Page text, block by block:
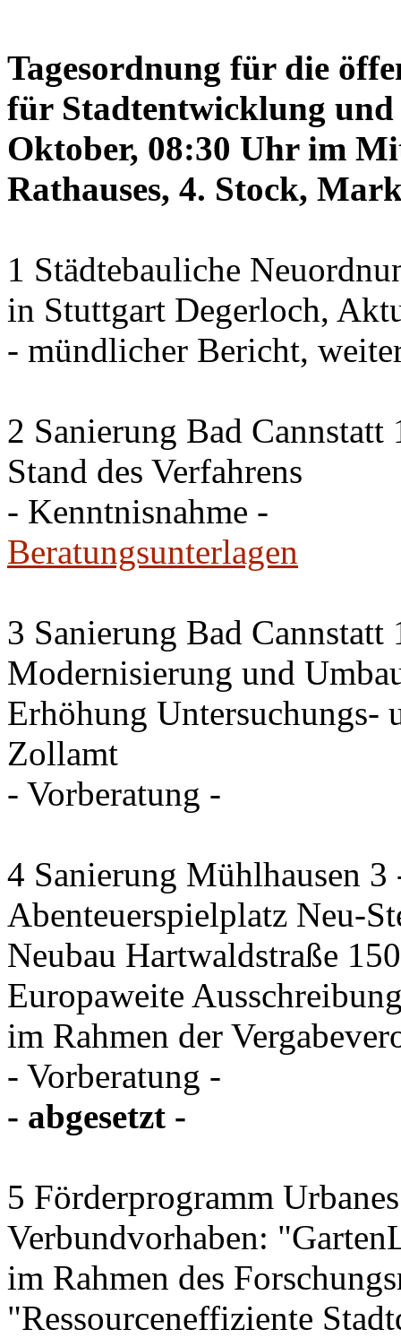
Tagesordnung für die
für Stadtentwicklung und
Oktober, 08:30 Uhr im
Rathauses, 4. Stock,
1 Städtebauliche
in Stuttgart Degerloch,
- mündlicher Bericht,
2 Sanierung Bad
Stand des Verfahrens
- Kenntnisnahme -
Beratungsunterlagen
3 Sanierung Bad
Modernisierung und
Erhöhung Untersuchungs-
Zollamt
- Vorberatung -
4 Sanierung Mühlhausen 3
Abenteuerspielplatz Neu-
Neubau Hartwaldstraße
Europaweite
im Rahmen der
- Vorberatung -
- abgesetzt -
5 Förderprogramm
Verbundvorhaben:
im Rahmen des
"Ressourceneffiziente